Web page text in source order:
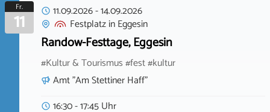
Fr.
11 11.09.2026-14.09.2026
FestplatzinEggesin
Randow-Festtage, Eggesin
#Kultur & Tourismus #fest #kultur
Amt "Am Stettiner Haff"
16:30 - 17:45 Uhr